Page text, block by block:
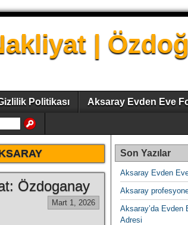
|
Politikası Aksaray Evden Eve
Özdoganay
Mart 1, 2026
Son Yazılar
Aksaray Evden
Aksaray
Aksaray’da Evden
Adresi